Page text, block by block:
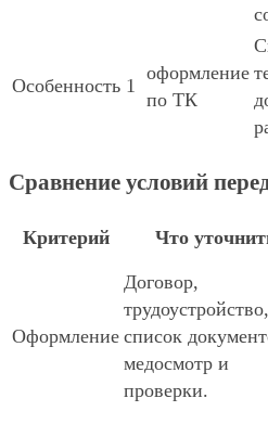
Особенность 1
оформление
по ТК
Сравнение условий
Критерий Что
Оформление
Договор,
трудоустройство,
список
медосмотр и
проверки.